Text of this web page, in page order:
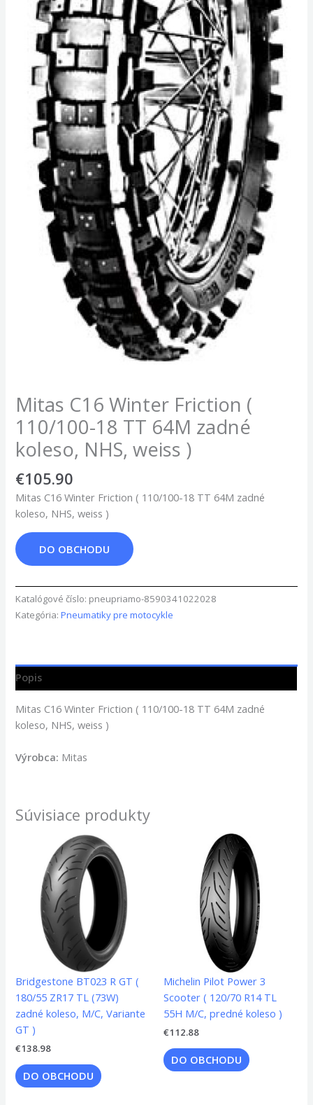
Mitas C16 Winter Friction (
110/100-18 TT 64M zadné
koleso, NHS, weiss )
€105.90
Mitas C16 Winter Friction ( 110/100-18 TT 64M zadné
koleso, NHS, weiss )
DO OBCHODU
Katalógové číslo: pneupriamo-8590341022028
Kategória:Pneumatiky pre motocykle
Popis
Mitas C16 Winter Friction ( 110/100-18 TT 64M zadné
koleso, NHS, weiss )
Výrobca: Mitas
Súvisiace produkty
Bridgestone BT023 R GT (
180/55 ZR17 TL (73W)
zadné koleso, M/C, Variante
GT )
€138.98
DO OBCHODU
Michelin Pilot Power 3
Scooter ( 120/70 R14 TL
55H M/C, predné koleso )
€112.88
DO OBCHODU